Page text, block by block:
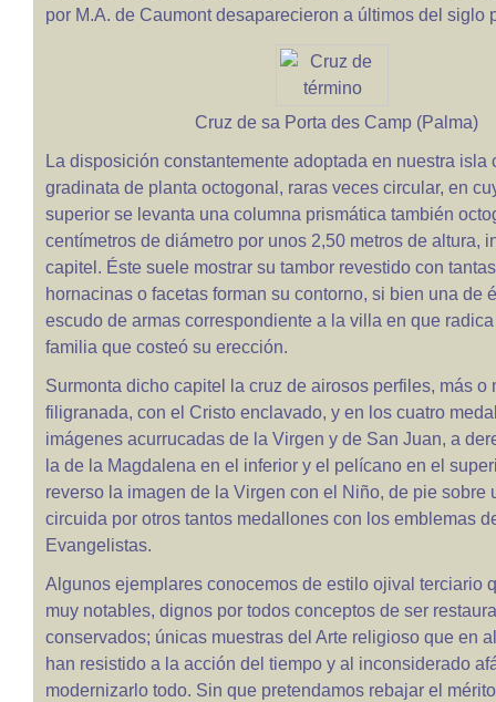
por M.A. de Caumont desaparecieron a últimos del siglo
Cruz de sa Porta des Camp (Palma)
La disposición constantemente adoptada en nuestra isla
gradinata de planta octogonal, raras veces circular, en
superior se levanta una columna prismática también
centímetros de diámetro por unos 2,50 metros de altura,
capitel. Éste suele mostrar su tambor revestido con
hornacinas o facetas forman su contorno, si bien una de
escudo de armas correspondiente a la villa en que
familia que costeó su erección.
Surmonta dicho capitel la cruz de airosos perfiles, más o
filigranada, con el Cristo enclavado, y en los cuatro
imágenes acurrucadas de la Virgen y de San Juan, a
la de la Magdalena en el inferior y el pelícano en el
reverso la imagen de la Virgen con el Niño, de pie sobre
circuida por otros tantos medallones con los emblemas
Evangelistas.
Algunos ejemplares conocemos de estilo ojival terciario
muy notables, dignos por todos conceptos de ser
conservados; únicas muestras del Arte religioso que en
han resistido a la acción del tiempo y al inconsiderado
modernizarlo todo. Sin que pretendamos rebajar el